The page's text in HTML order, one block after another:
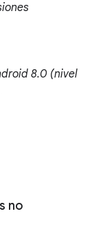
8.0 (nivel
no